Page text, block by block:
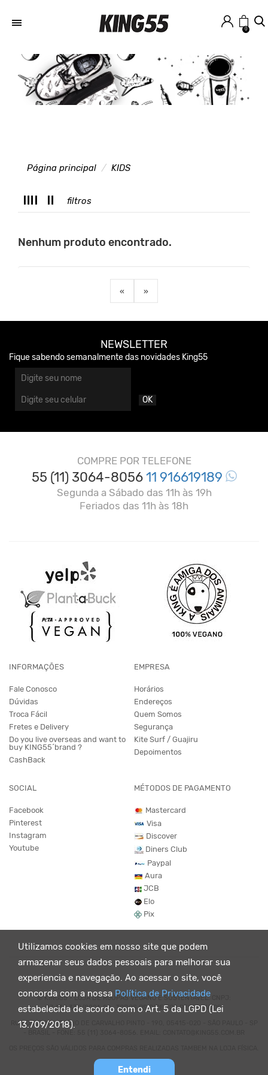
0
Página principal KIDS
filtros
Nenhum produto encontrado.
« »
Utilizamos cookies em nosso site que podem
armazenar seus dados pessoais para melhorar sua
experiencia e navegação. Ao acessar o site, você
concorda com a nossa Política de Privacidade
estabelecida de acordo com o Art. 5 da LGPD (Lei
13.709/2018).
Entendi
NEWSLETTER
Fique sabendo semanalmente das novidades King55
OK
COMPRE POR TELEFONE
55 (11) 3064-805611 916619189
Segunda a Sábado das 11h às 19h
Feriados das 11h às 18h
INFORMAÇÕES
Fale Conosco
Dúvidas
Troca Fácil
Fretes e Delivery
Do you live overseas and want to
buy KING55´brand ?
CashBack
EMPRESA
Horários
Endereços
Quem Somos
Segurança
Kite Surf / Guajiru
Depoimentos
SOCIAL
Facebook
Pinterest
Instagram
Youtube
MÉTODOS DE PAGAMENTO
Mastercard
Visa
Discover
Diners Club
Paypal
Aura
JCB
Elo
Pix
© KING55 - LOJA DE ROUPAS VEGANO E SUSTENTÁVEL. CNPJ:
07.438.330/0001-02 . TODOS OS DIREITOS RESERVADOS.
RUA DOUTOR VIRGÍLIO DE CARVALHO PINTO - 190, 05415-020 - SÃO PAULO - SP
Powered by